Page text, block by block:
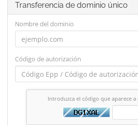
Transferencia de dominio único
Nombre del dominio
Código de autorización
Introduzca el código que aparece